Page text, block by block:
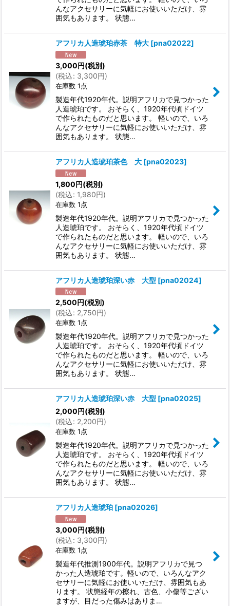
んなアクセサリーに気軽にお使いいただけ、雰
囲気もあります。 状態…
アフリカ人造琥珀赤茶 特大 [pna02022]
3,000円(税別)
(税込: 3,300円)
在庫数 1点
製造年代1920年代。説明アフリカで見つかった
人造琥珀です。 おそらく、1920年代頃ドイツ
で作られたものだと思います。 軽いので、いろ
んなアクセサリーに気軽にお使いいただけ、雰
囲気もあります。 状態…
アフリカ人造琥珀茶色 大 [pna02023]
1,800円(税別)
(税込: 1,980円)
在庫数 1点
製造年代1920年代。説明アフリカで見つかった
人造琥珀です。 おそらく、1920年代頃ドイツ
で作られたものだと思います。 軽いので、いろ
んなアクセサリーに気軽にお使いいただけ、雰
囲気もあります。 状態…
アフリカ人造琥珀深い赤 大型 [pna02024]
2,500 円(税別)
(税込: 2,750円)
在庫数 1点
製造年代1920年代。説明アフリカで見つかった
人造琥珀です。 おそらく、1920年代頃ドイツ
で作られたものだと思います。 軽いので、いろ
んなアクセサリーに気軽にお使いいただけ、雰
囲気もあります。 状態…
アフリカ人造琥珀深い赤 大型 [pna02025]
2,000 円(税別)
(税込: 2,200円)
在庫数 1点
製造年代1920年代。説明アフリカで見つかった
人造琥珀です。 おそらく、1920年代頃ドイツ
で作られたものだと思います。 軽いので、いろ
んなアクセサリーに気軽にお使いいただけ、雰
囲気もあります。 状態…
アフリカ人造琥珀 [pna02026]
3,000円(税別)
(税込: 3,300円)
在庫数 1点
製造年代推測1900年代。説明アフリカで見つ
かった人造琥珀です。軽いので、いろんなアク
セサリーに気軽にお使いいただけ、雰囲気もあ
ります。 状態経年の擦れ、古色、小傷等ござい
ますが、目だった傷みはありま…